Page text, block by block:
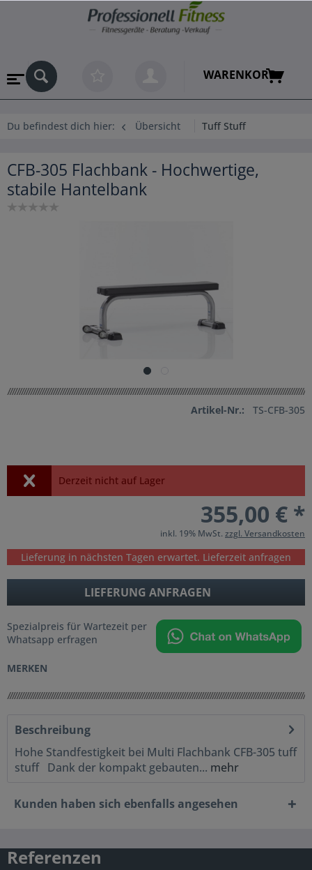
WARENKORB
Du befindest dich hier: Übersicht Tuff Stuff
CFB-305 Flachbank - Hochwertige,
stabile Hantelbank
Artikel-Nr.: TS-CFB-305
Derzeit nicht auf Lager
355,00 € *
inkl. 19% MwSt. zzgl. Versandkosten
Lieferung in nächsten Tagen erwartet. Lieferzeit anfragen
LIEFERUNG ANFRAGEN
Spezialpreis für Wartezeit per
Whatsapp erfragen
MERKEN
Beschreibung
Hohe Standfestigkeit bei Multi Flachbank CFB-305 tuff
stuff Dank der kompakt gebauten... mehr
Kunden haben sich ebenfalls angesehen
Referenzen